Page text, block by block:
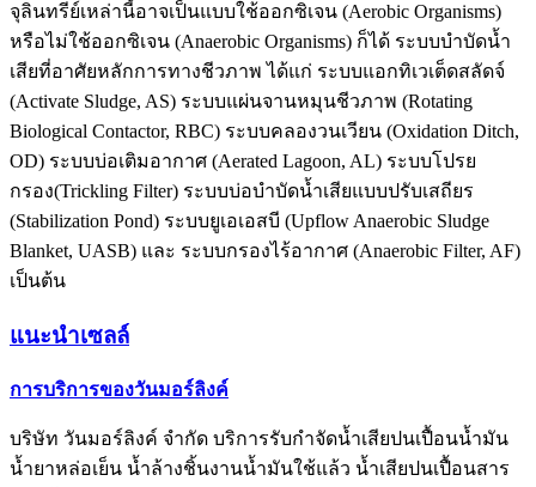
จุลินทรีย์เหล่านี้อาจเป็นแบบใช้ออกซิเจน (Aerobic Organisms)
หรือไม่ใช้ออกซิเจน (Anaerobic Organisms) ก็ได้ ระบบบำบัดน้ำ
เสียที่อาศัยหลักการทางชีวภาพ ได้แก่ ระบบแอกทิเวเต็ดสลัดจ์
(Activate Sludge, AS) ระบบแผ่นจานหมุนชีวภาพ (Rotating
Biological Contactor, RBC) ระบบคลองวนเวียน (Oxidation Ditch,
OD) ระบบบ่อเติมอากาศ (Aerated Lagoon, AL) ระบบโปรย
กรอง(Trickling Filter) ระบบบ่อบำบัดน้ำเสียแบบปรับเสถียร
(Stabilization Pond) ระบบยูเอเอสบี (Upflow Anaerobic Sludge
Blanket, UASB) และ ระบบกรองไร้อากาศ (Anaerobic Filter, AF)
เป็นต้น
แนะนำเซลล์
การบริการของวันมอร์ลิงค์
บริษัท วันมอร์ลิงค์ จำกัด บริการรับกำจัดน้ำเสียปนเปื้อนน้ำมัน
น้ำยาหล่อเย็น น้ำล้างชิ้นงานน้ำมันใช้แล้ว น้ำเสียปนเปื้อนสาร